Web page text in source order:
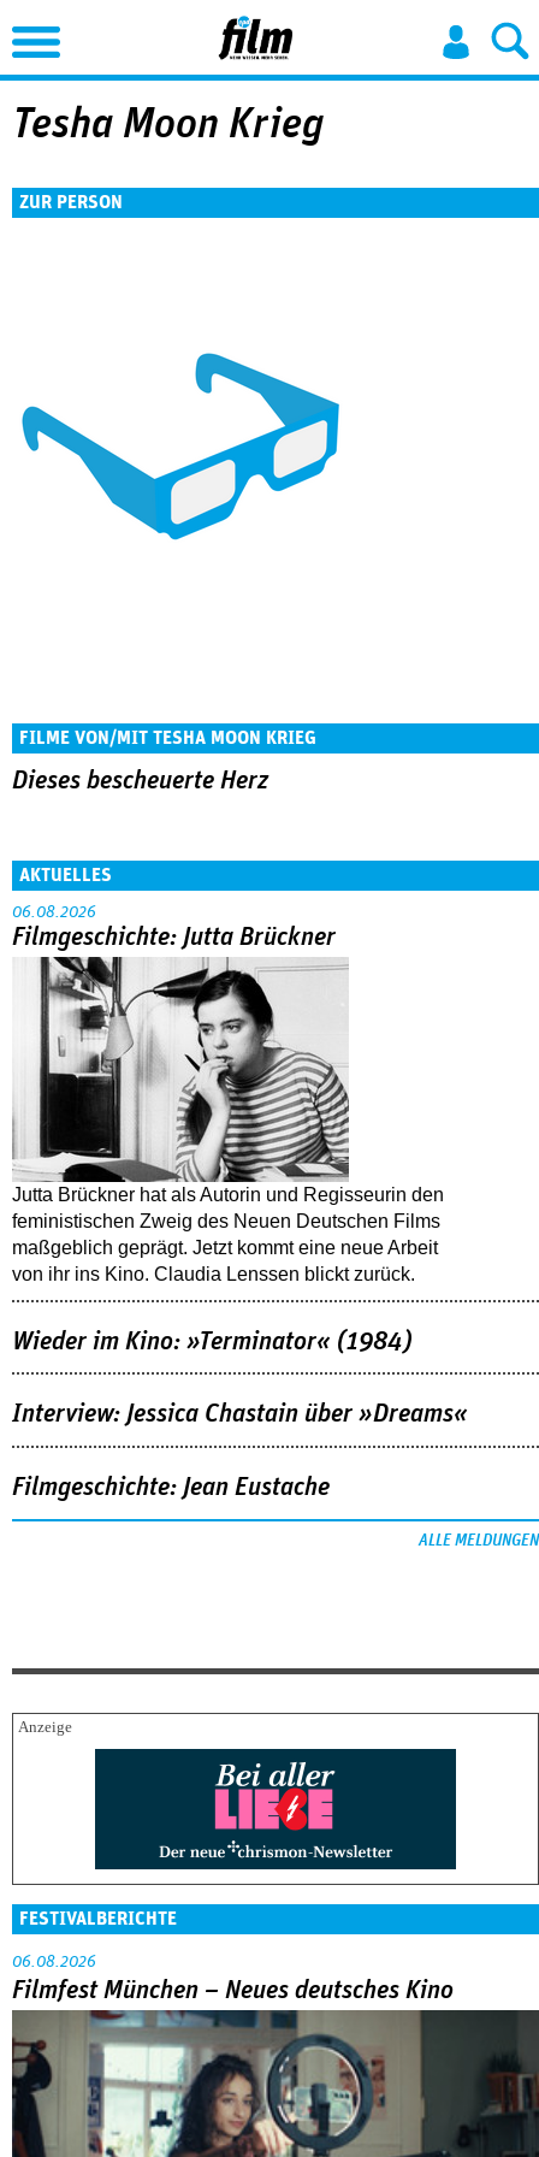
Jump to Navigation
Tesha Moon Krieg
ZUR PERSON
FILME VON/MIT TESHA MOON KRIEG
Dieses bescheuerte Herz
AKTUELLES
06.08.2026
Filmgeschichte: Jutta Brückner
Jutta Brückner hat als Autorin und Regisseurin den
feministischen Zweig des Neuen Deutschen Films
maßgeblich geprägt. Jetzt kommt eine neue Arbeit
von ihr ins Kino. Claudia Lenssen blickt zurück.
Wieder im Kino: »Terminator« (1984)
Interview: Jessica Chastain über »Dreams«
Filmgeschichte: Jean Eustache
ALLE MELDUNGEN
FESTIVALBERICHTE
06.08.2026
Filmfest München – Neues deutsches Kino